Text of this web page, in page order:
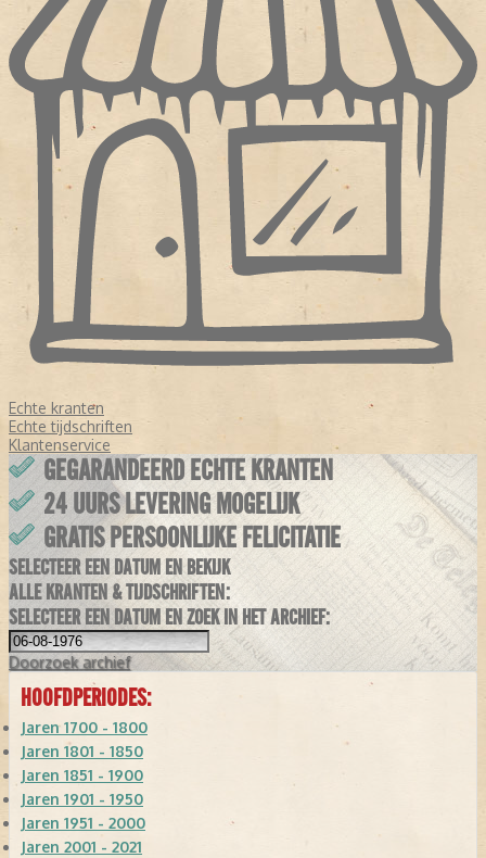
Echte kranten
Echte tijdschriften
Klantenservice
GEGARANDEERD ECHTE KRANTEN
24 UURS LEVERING MOGELIJK
GRATIS PERSOONLIJKE FELICITATIE
SELECTEER EEN DATUM EN BEKIJK
ALLE KRANTEN & TIJDSCHRIFTEN:
SELECTEER EEN DATUM EN ZOEK IN HET ARCHIEF:
Doorzoek archief
HOOFDPERIODES:
Jaren 1700 - 1800
Jaren 1801 - 1850
Jaren 1851 - 1900
Jaren 1901 - 1950
Jaren 1951 - 2000
Jaren 2001 - 2021